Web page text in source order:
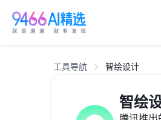
工具导航 智绘设计
智绘